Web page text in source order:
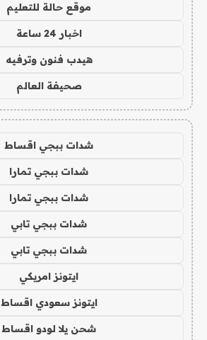
موقع حالة للتعليم
اخبار 24 ساعة
هيدب فنون وترفيه
صحيفة العالم
شدات ببجي اقساط
شدات ببجي تمارا
شدات ببجي تمارا
شدات ببجي تابي
شدات ببجي تابي
ايتونز امريكي
ايتونز سعودي اقساط
شحن يلا لودو اقساط